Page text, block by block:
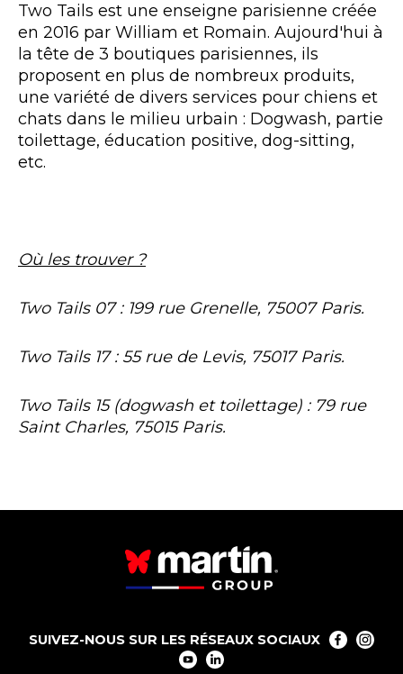
Two Tails est une enseigne parisienne créée
en 2016 par William et Romain. Aujourd'hui à
la tête de 3 boutiques parisiennes, ils
proposent en plus de nombreux produits,
une variété de divers services pour chiens et
chats dans le milieu urbain : Dogwash, partie
toilettage, éducation positive, dog-sitting,
etc.
Où les trouver ?
Two Tails 07 : 199 rue Grenelle, 75007 Paris.
Two Tails 17 : 55 rue de Levis, 75017 Paris.
Two Tails 15 (dogwash et toilettage) : 79 rue
Saint Charles, 75015 Paris.
SUIVEZ-NOUS SUR LES RÉSEAUX SOCIAUX